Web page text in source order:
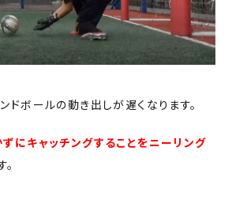
ドボールの動き出しが遅くなります。
にキャッチングすることをニーリング